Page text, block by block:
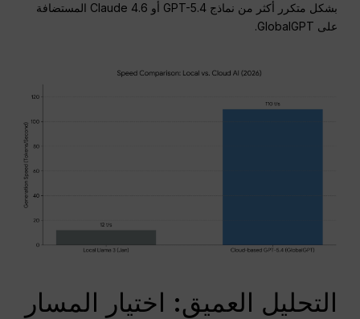
بشكل متكرر أكثر من نماذج GPT-5.4 أو Claude 4.6 المستضافة
على GlobalGPT.
التحليل العميق: اختيار المسار